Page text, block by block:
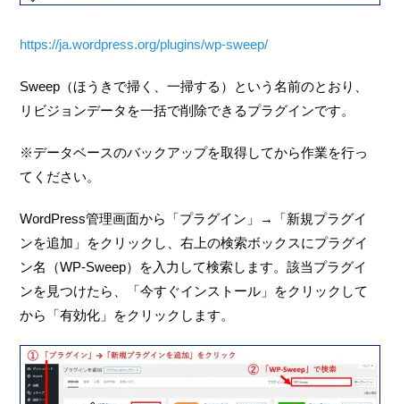
https://ja.wordpress.org/plugins/wp-sweep/
Sweep（ほうきで掃く、一掃する）という名前のとおり、
リビジョンデータを一括で削除できるプラグインです。
※データベースのバックアップを取得してから作業を行っ
てください。
WordPress管理画面から「プラグイン」→「新規プラグイ
ンを追加」をクリックし、右上の検索ボックスにプラグイ
ン名（WP-Sweep）を入力して検索します。該当プラグイ
ンを見つけたら、「今すぐインストール」をクリックして
から「有効化」をクリックします。